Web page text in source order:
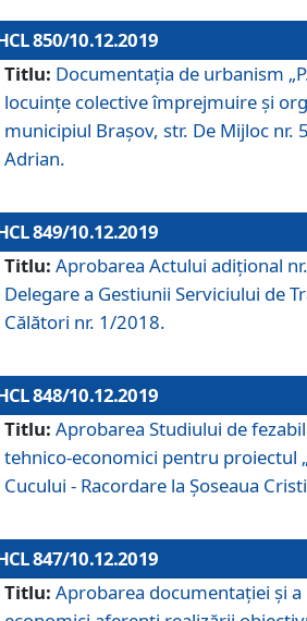
850/10.12.2019
Titlu: Documentaţia de urbanism
locuințe colective împrejmuire și
municipiul Braşov, str. De Mijloc nr.
Adrian.
849/10.12.2019
Titlu: Aprobarea Actului adiţional
Delegare a Gestiunii Serviciului de
Călători nr. 1/2018.
848/10.12.2019
Titlu: Aprobarea Studiului de
tehnico-economici pentru proiectul
Cucului - Racordare la Șoseaua
847/10.12.2019
Titlu: Aprobarea documentației și